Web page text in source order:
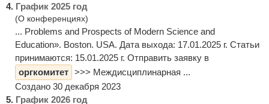
4. График 2025 год
(О конференциях)
... Problems and Prospects of Modern Science and
Education». Boston. USA. Дата выхода: 17.01.2025 г. Статьи
принимаются: 15.01.2025 г. Отправить заявку в
оргкомитет >>> Междисциплинарная ...
Создано 30 декабря 2023
5. График 2026 год